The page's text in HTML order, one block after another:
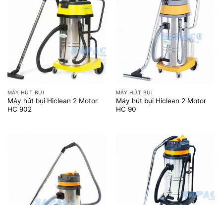
MÁY HÚT BỤI
Máy hút bụi Hiclean 2 Motor
HC 902
MÁY HÚT BỤI
Máy hút bụi Hiclean 2 Motor
HC 90